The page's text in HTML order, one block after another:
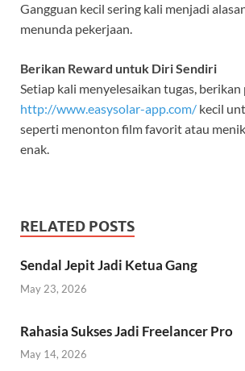
Gangguan kecil sering kali menjadi
menunda pekerjaan.
Berikan Reward untuk Diri Sendiri
Setiap kali menyelesaikan tugas, berikan
http://www.easysolar-app.com/ kecil
seperti menonton film favorit atau
enak.
RELATED POSTS
Sendal Jepit Jadi Ketua Gang
May 23, 2026
Rahasia Sukses Jadi Freelancer Pro
May 14, 2026